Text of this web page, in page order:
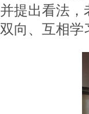
并提出看法，
双向、互相学